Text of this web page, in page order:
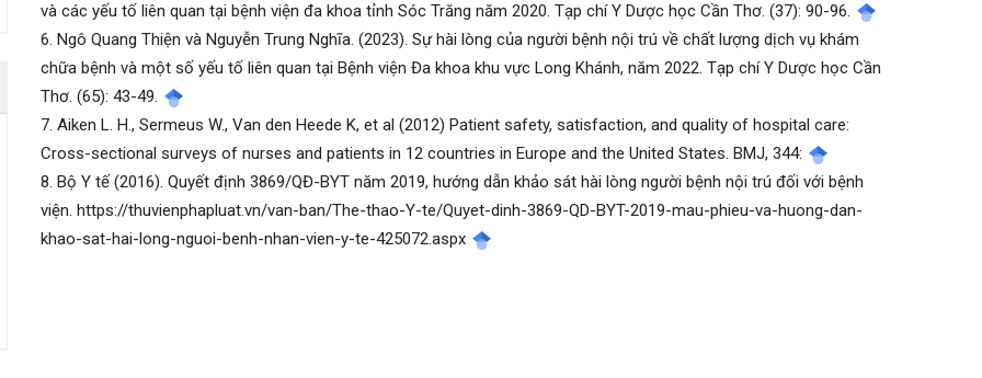
và các yếu tố liên quan tại bệnh viện đa khoa tỉnh Sóc Trăng năm 2020. Tạp chí Y Dược học Cần Thơ. (37): 90-96.
6. Ngô Quang Thiện và Nguyễn Trung Nghĩa. (2023). Sự hài lòng của người bệnh nội trú về chất lượng dịch vụ khám
chữa bệnh và một số yếu tố liên quan tại Bệnh viện Đa khoa khu vực Long Khánh, năm 2022. Tạp chí Y Dược học Cần
Thơ. (65): 43-49.
7. Aiken L. H., Sermeus W., Van den Heede K, et al (2012) Patient safety, satisfaction, and quality of hospital care:
Cross-sectional surveys of nurses and patients in 12 countries in Europe and the United States. BMJ, 344:
8. Bộ Y tế (2016). Quyết định 3869/QĐ-BYT năm 2019, hướng dẫn khảo sát hài lòng người bệnh nội trú đối với bệnh
viện. https://thuvienphapluat.vn/van-ban/The-thao-Y-te/Quyet-dinh-3869-QD-BYT-2019-mau-phieu-va-huong-dan-
khao-sat-hai-long-nguoi-benh-nhan-vien-y-te-425072.aspx